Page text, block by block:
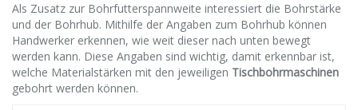
Als Zusatz zur Bohrfutterspannweite interessiert die Bohrstärke
und der Bohrhub. Mithilfe der Angaben zum Bohrhub können
Handwerker erkennen, wie weit dieser nach unten bewegt
werden kann. Diese Angaben sind wichtig, damit erkennbar ist,
welche Materialstärken mit den jeweiligen Tischbohrmaschinen
gebohrt werden können.